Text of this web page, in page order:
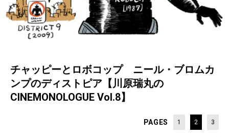
チャッピーとロボコップ ニール・ブロムカ
ンプのディストピア【川原瑞丸の
CINEMONOLOGUE Vol.8】
PAGES 1 2 3